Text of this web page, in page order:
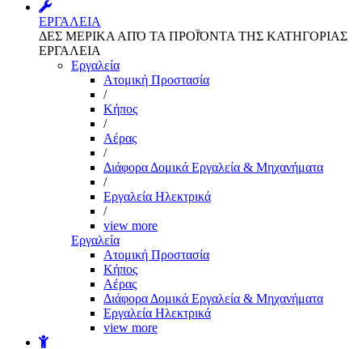
ΕΡΓΑΛΕΙΑ
ΔΕΣ ΜΕΡΙΚΑ ΑΠΌ ΤΑ ΠΡΟΪΌΝΤΑ ΤΗΣ ΚΑΤΗΓΟΡΙΑΣ
ΕΡΓΑΛΕΙΑ
Εργαλεία
Aτομική Προστασία
/
Kήπος
/
Αέρας
/
Διάφορα Δομικά Εργαλεία & Μηχανήματα
/
Εργαλεία Ηλεκτρικά
/
view more
Εργαλεία
Aτομική Προστασία
Kήπος
Αέρας
Διάφορα Δομικά Εργαλεία & Μηχανήματα
Εργαλεία Ηλεκτρικά
view more